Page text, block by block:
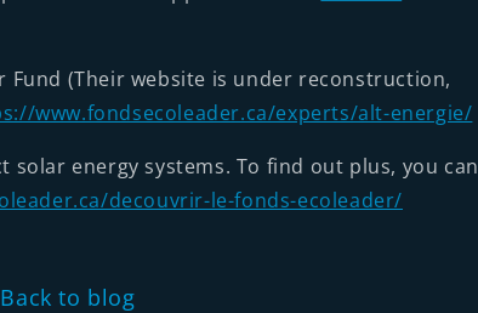
Fund (Their website is under reconstruction,
www.fondsecoleader.ca/experts/alt-energie/
solar energy systems. To find out plus, you can
decouvrir-le-fonds-ecoleader/
Back to blog